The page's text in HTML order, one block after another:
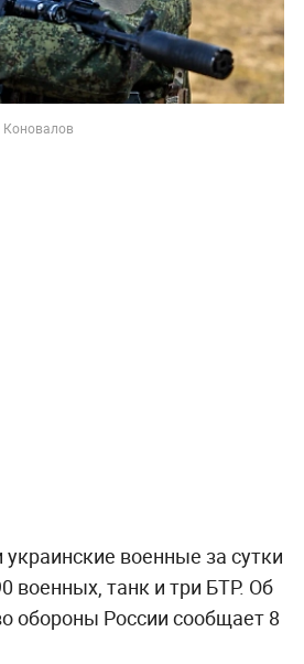
военные за сутки
военных, танк и три БТР. Об
обороны России сообщает 8